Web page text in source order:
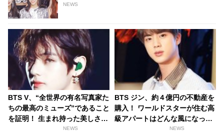
NEWS
BTS V、“全世界の有名写真家た
ちの最高のミューズ”であること
を証明！ 生まれ持った美しさが
生んだ逸話と称賛の声に驚愕
NEWS
BTS ジン、約４億円の不動産を
購入！ ワールドスターが住む高
級アパートはどんな風になって
るの？ …豪華すぎる設備にビッ
NEWS